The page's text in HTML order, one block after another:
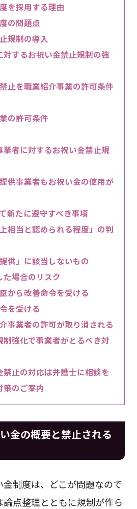
を採用する理由
の問題点
規制の導入
対するお祝い金禁止規制の強
止を職業紹介事業の許可条件
の許可条件
業者に対するお祝い金禁止規
供事業者もお祝い金の使用が
新たに遵守すべき事項
上相当と認められる程度」の判
供」に該当しないもの
た場合のリスク
から改善命令を受ける
を受ける
事業者の許可が取り消される
制強化で事業者がとるべき対
禁止の対応は弁護士に相談を
策のご案内
金の概要と禁止される
制度は、どこが問題なので
論点整理とともに規制が作ら